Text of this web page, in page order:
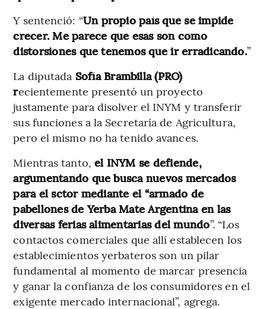
Y sentenció: “Un propio país que se impide
crecer. Me parece que esas son como
distorsiones que tenemos que ir erradicando.”
La diputada Sofía Brambilla (PRO)
recientemente presentó un proyecto
justamente para disolver el INYM y transferir
sus funciones a la Secretaría de Agricultura,
pero el mismo no ha tenido avances.
Mientras tanto, el INYM se defiende,
argumentando que busca nuevos mercados
para el sctor mediante el “armado de
pabellones de Yerba Mate Argentina en las
diversas ferias alimentarias del mundo”. “Los
contactos comerciales que allí establecen los
establecimientos yerbateros son un pilar
fundamental al momento de marcar presencia
y ganar la confianza de los consumidores en el
exigente mercado internacional”, agrega.